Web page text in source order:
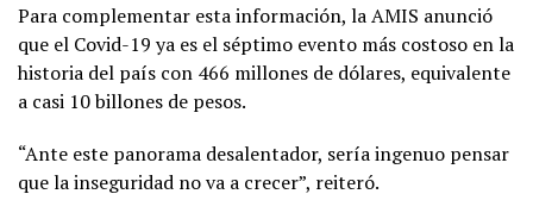
Para complementar esta información, la AMIS anunció
que el Covid-19 ya es el séptimo evento más costoso en la
historia del país con 466 millones de dólares, equivalente
a casi 10 billones de pesos.
“Ante este panorama desalentador, sería ingenuo pensar
que la inseguridad no va a crecer”, reiteró.